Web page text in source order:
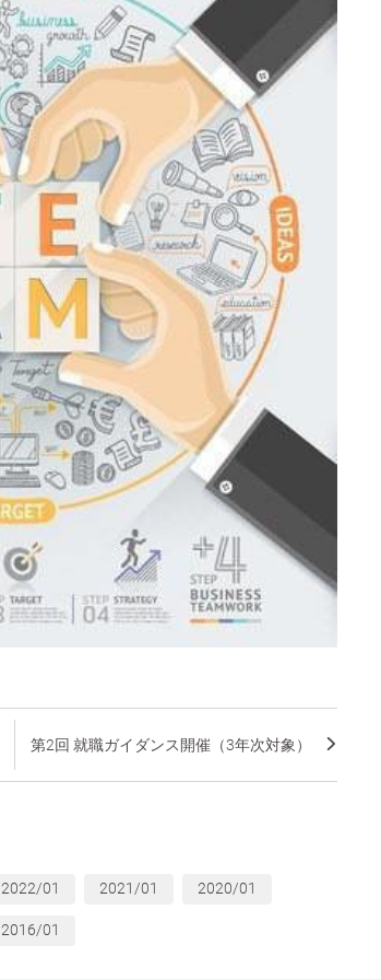
第2回 就職ガイダンス開催（3年次対象）
2022/01 2021/01 2020/01
2016/01